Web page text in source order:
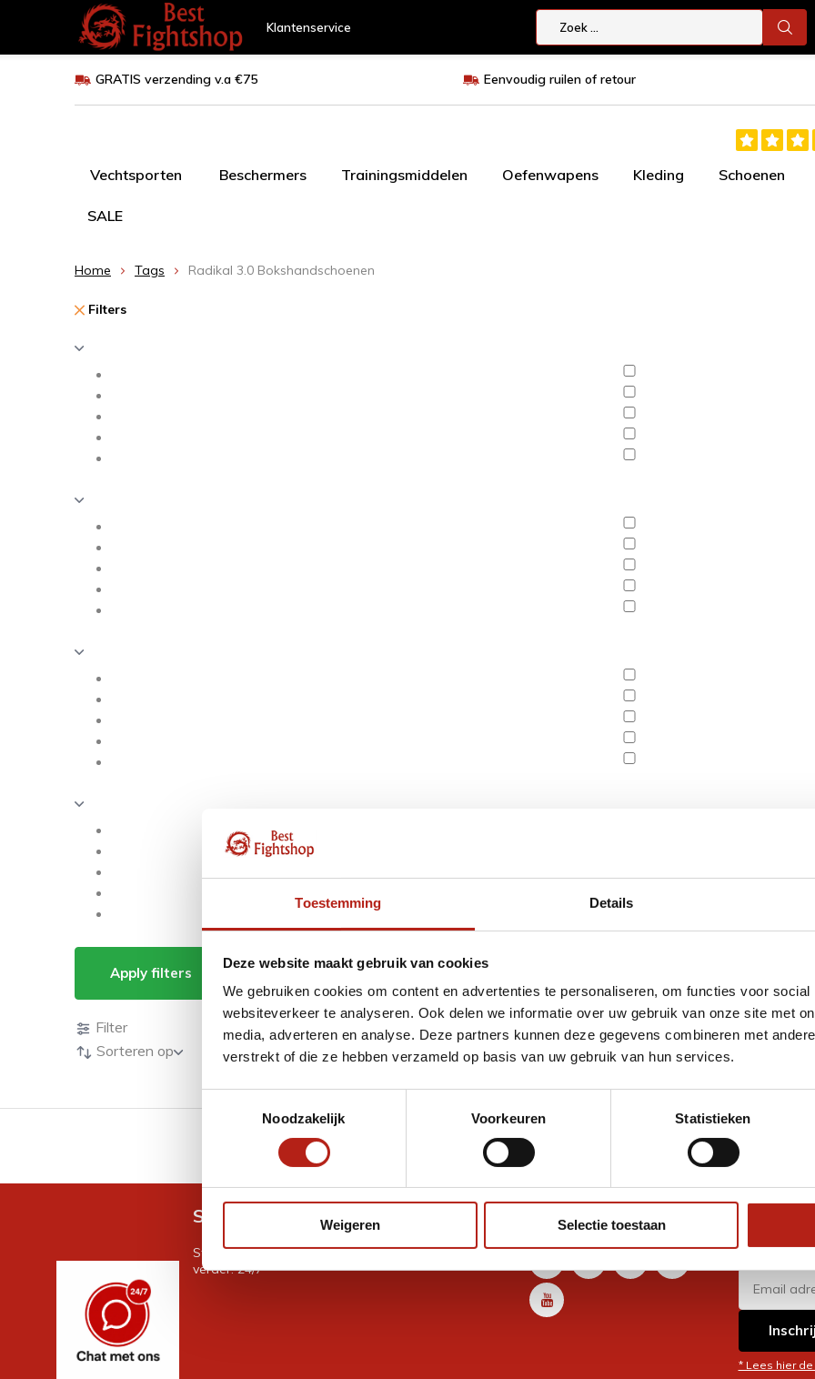
Toestemming Details
Deze website maakt gebruik van cookies
We gebruiken cookies om content en advertenties te personaliseren, om functies voor
websiteverkeer te analyseren. Ook delen we informatie over uw gebruik van onze site met
media, adverteren en analyse. Deze partners kunnen deze gegevens combineren met
verstrekt of die ze hebben verzameld op basis van uw gebruik van hun services.
Noodzakelijk
Voorkeuren Statistieken
Weigeren Selectie toestaan
Klantenservice
GRATIS verzending v.a €75 Eenvoudig ruilen of retour
Vechtsporten Beschermers Trainingsmiddelen Oefenwapens Kleding Schoenen
SALE
Home Tags Radikal 3.0 Bokshandschoenen
Filters
Apply filters Producten getagd met Radikal 3.0 Bokshandschoenen
Producten
Filter
Sorteren op
GRATIS verzending v.a €75 Eenvoudig ruilen of retour
Snel antwoord op je vraag?
Stel je vraag in de chat, en we helpen je graag
verder. 24/7
Volg ons
* Lees hier